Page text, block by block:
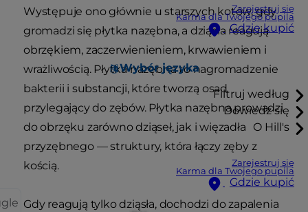
Zarejestruj się
Karma dla Twojego pupila
Gdzie kupić
Wybór języka
Filtruj według
Dowiedz się
O Hill's
Zarejestruj się
Karma dla Twojego pupila
Gdzie kupić
Występuje ono głównie u starszych kotów, gdy
gromadzi się płytka nazębna, a dziąsła reagują
obrzękiem, zaczerwienieniem, krwawieniem i
wrażliwością. Płytka nazębna to nagromadzenie
bakterii i substancji, które tworzą osad
przylegający do zębów. Płytka nazębna prowadzi
do obrzęku zarówno dziąseł, jak i więzadła
przyzębnego — struktury, która łączy zęby z
kością.
Gdy reagują tylko dziąsła, dochodzi do zapalenia